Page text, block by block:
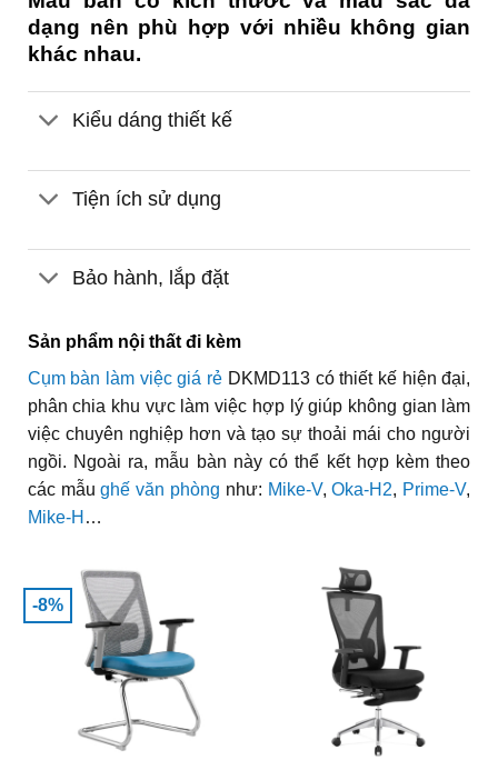
dạng nên phù hợp với nhiều không gian
khác nhau.
Kiểu dáng thiết kế
Tiện ích sử dụng
Bảo hành, lắp đặt
Sản phẩm nội thất đi kèm
Cụm bàn làm việc giá rẻ DKMD113 có thiết kế hiện đại,
phân chia khu vực làm việc hợp lý giúp không gian làm
việc chuyên nghiệp hơn và tạo sự thoải mái cho người
ngồi. Ngoài ra, mẫu bàn này có thể kết hợp kèm theo
các mẫughế văn phòng như: Mike-V,Oka-H2, Prime-V,
Mike-H …
-8%